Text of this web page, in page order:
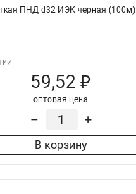
ПНД d32 ИЭК черная (100м)
59,52 ₽
оптовая цена
– +
В корзину